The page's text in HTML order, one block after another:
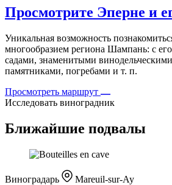
Просмотрите Эперне и
Уникальная возможность
многообразием региона Шампань: с
садами, знаменитыми
памятниками, погребами и т. п.
Просмотреть маршрут
Исследовать виноградник
Ближайшие подвалы
Виноградарь Mareuil-sur-Ay